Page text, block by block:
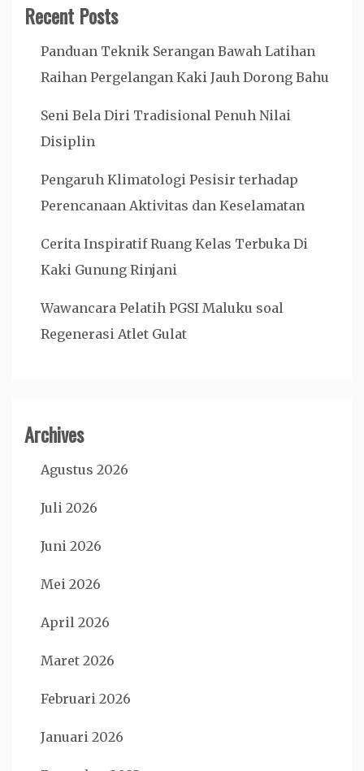
Recent Posts
Panduan Teknik Serangan Bawah Latihan
Raihan Pergelangan Kaki Jauh Dorong Bahu
Seni Bela Diri Tradisional Penuh Nilai
Disiplin
Pengaruh Klimatologi Pesisir terhadap
Perencanaan Aktivitas dan Keselamatan
Cerita Inspiratif Ruang Kelas Terbuka Di
Kaki Gunung Rinjani
Wawancara Pelatih PGSI Maluku soal
Regenerasi Atlet Gulat
Archives
Agustus 2026
Juli 2026
Juni 2026
Mei 2026
April 2026
Maret 2026
Februari 2026
Januari 2026